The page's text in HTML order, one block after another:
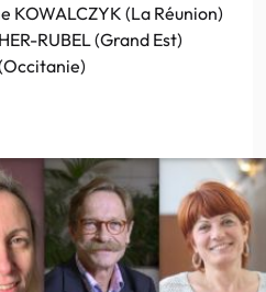
KOWALCZYK (La Réunion)
RUBEL (Grand Est)